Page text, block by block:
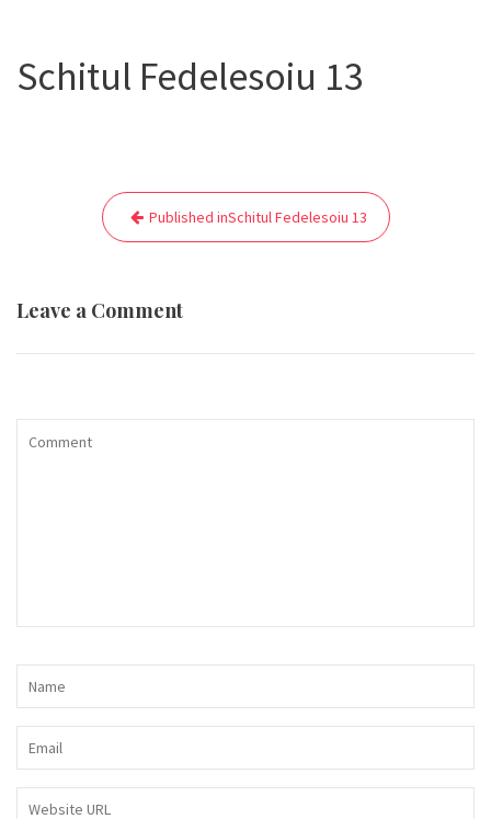
Schitul Fedelesoiu 13
Navigare
Published inSchitul Fedelesoiu 13
Leave a Comment